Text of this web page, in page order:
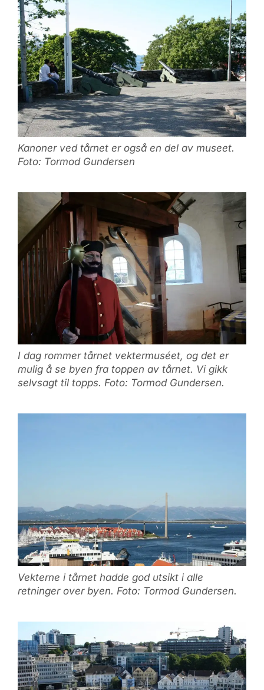
Kanoner ved tårnet er også en del av museet.
Foto: Tormod Gundersen
I dag rommer tårnet vektermuséet, og det er
mulig å se byen fra toppen av tårnet. Vi gikk
selvsagt til topps. Foto: Tormod Gundersen.
Vekterne i tårnet hadde god utsikt i alle
retninger over byen. Foto: Tormod Gundersen.